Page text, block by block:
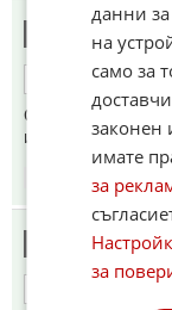
Тиква
ОТГОВОР
Осраинска
изчадие и
Перо
данни
на
само за
законен
имате
за
за